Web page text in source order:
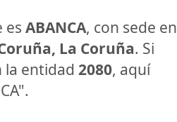
es ABANCA, con sede en
La Coruña. Si
la entidad 2080, aquí